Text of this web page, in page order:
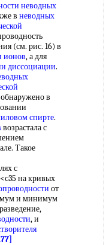
неводных
в неводных
(см. рис. 16) в
ионов, а для
диссоциации.
в
спирте.
возрастала с
Такое
с
на кривых
от
и минимум
, и